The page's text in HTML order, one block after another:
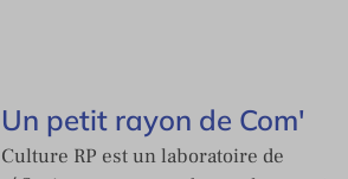
Un petit rayon de Com'
Culture RP est un laboratoire de